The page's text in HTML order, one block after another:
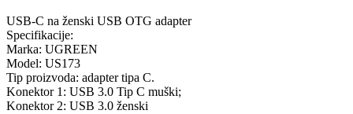
USB-C na ženski USB OTG adapter
Specifikacije:
Marka: UGREEN
Model: US173
Tip proizvoda: adapter tipa C.
Konektor 1: USB 3.0 Tip C muški;
Konektor 2: USB 3.0 ženski